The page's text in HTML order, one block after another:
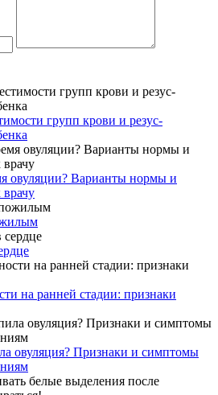
групп крови и резус-
овуляции? Варианты нормы и
на ранней стадии: признаки
овуляция? Признаки и симптомы